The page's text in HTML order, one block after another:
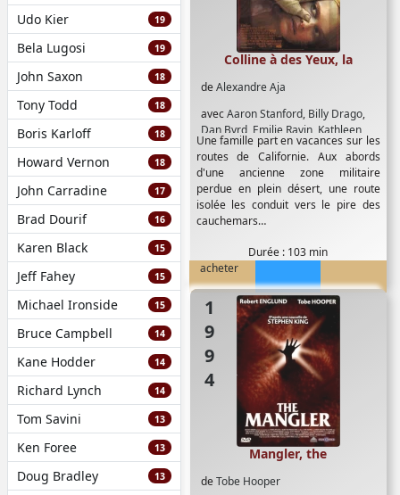
Udo Kier 19
Bela Lugosi 19
John Saxon 18
Tony Todd 18
Boris Karloff 18
Howard Vernon 18
John Carradine 17
Brad Dourif 16
Karen Black 15
Jeff Fahey 15
Michael Ironside 15
Bruce Campbell 14
Kane Hodder 14
Richard Lynch 14
Tom Savini 13
Ken Foree 13
Doug Bradley 13
deAlexandre Aja
avecAaron Stanford, Billy Drago,
Dan Byrd, Emilie Ravin, Kathleen
Quinlan,Michael Bailey Smith,
Robert Joy Ted Levine
Colline à des Yeux, la
Une famille part en vacances sur les
routes de Californie. Aux abords
d'une ancienne zone militaire
perdue en plein désert, une route
isolée les conduit vers le pire des
cauchemars…
Durée : 103 min
acheter
1994
deTobe Hooper
Mangler, the